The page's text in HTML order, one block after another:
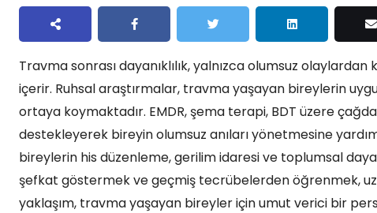
Travma sonrası dayanıklılık, yalnızca olumsuz
içerir. Ruhsal araştırmalar, travma yaşayan bireylerin
ortaya koymaktadır. EMDR, şema terapi, BDT üzere
destekleyerek bireyin olumsuz anıları yönetmesine
bireylerin his düzenleme, gerilim idaresi ve toplumsal
şefkat göstermek ve geçmiş tecrübelerden öğrenmek,
yaklaşım, travma yaşayan bireyler için umut verici bir